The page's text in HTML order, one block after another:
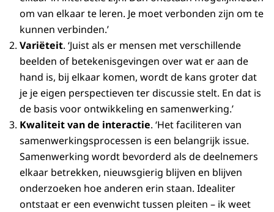
om van elkaar te leren. Je moet verbonden zijn om te
kunnen verbinden.’
Variëteit. ‘Juist als er mensen met verschillende
beelden of betekenisgevingen over wat er aan de
hand is, bij elkaar komen, wordt de kans groter dat
je je eigen perspectieven ter discussie stelt. En dat is
de basis voor ontwikkeling en samenwerking.’
Kwaliteit van de interactie. ‘Het faciliteren van
samenwerkingsprocessen is een belangrijk issue.
Samenwerking wordt bevorderd als de deelnemers
elkaar betrekken, nieuwsgierig blijven en blijven
onderzoeken hoe anderen erin staan. Idealiter
ontstaat er een evenwicht tussen pleiten – ik weet